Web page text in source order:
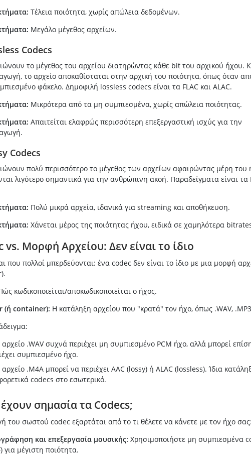
Τέλεια ποιότητα, χωρίς απώλεια δεδομένων.
Μεγάλο μέγεθος αρχείων.
Codecs
το μέγεθος του αρχείου διατηρώντας κάθε bit του αρχικού ήχου.
το αρχείο αποκαθίσταται στην αρχική του ποιότητα, όπως όταν
φάκελο. Δημοφιλή lossless codecs είναι τα FLAC και ALAC.
Μικρότερα από τα μη συμπιεσμένα, χωρίς απώλεια ποιότητας.
Απαιτείται ελαφρώς περισσότερη επεξεργαστική ισχύς για την
Codecs
πολύ περισσότερο το μέγεθος των αρχείων αφαιρώντας μέρη του
λιγότερο σημαντικά για την ανθρώπινη ακοή. Παραδείγματα είναι τα
Πολύ μικρά αρχεία, ιδανικά για streaming και αποθήκευση.
Χάνεται μέρος της ποιότητας ήχου, ειδικά σε χαμηλότερα
vs. Μορφή Αρχείου: Δεν είναι το ίδιο
που πολλοί μπερδεύονται: ένα codec δεν είναι το ίδιο με μια μορφή
κωδικοποιείται/αποκωδικοποιείται ο ήχος.
(ή container): Η κατάληξη αρχείου που "κρατά" τον ήχο, όπως .WAV,
.WAV συχνά περιέχει μη συμπιεσμένο PCM ήχο, αλλά μπορεί
συμπιεσμένο ήχο.
.M4A μπορεί να περιέχει AAC (lossy) ή ALAC (lossless). Ίδια
codecs στο εσωτερικό.
έχουν σημασία τα Codecs;
του σωστού codec εξαρτάται από το τι θέλετε να κάνετε με τον ήχο σας:
και επεξεργασία μουσικής: Χρησιμοποιήστε μη συμπιεσμένα
για μέγιστη ποιότητα.